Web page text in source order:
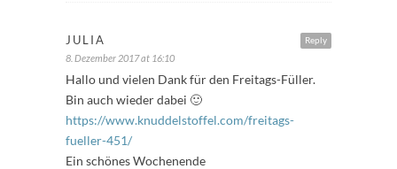
Reply
JULIA
8. Dezember 2017 at 16:10
Hallo und vielen Dank für den Freitags-Füller.
Bin auch wieder dabei 🙂
https://www.knuddelstoffel.com/freitags-
fueller-451/
Ein schönes Wochenende